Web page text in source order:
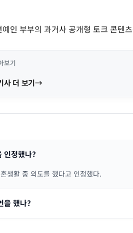
인 부부의 과거사 공개형 토크 콘텐
보기
사 더 보기
인정했나?
생활 중 외도를 했다고 인정했다.
을 했나?